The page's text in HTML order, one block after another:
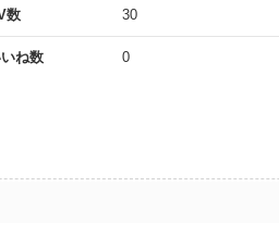
数 30
ね数 0